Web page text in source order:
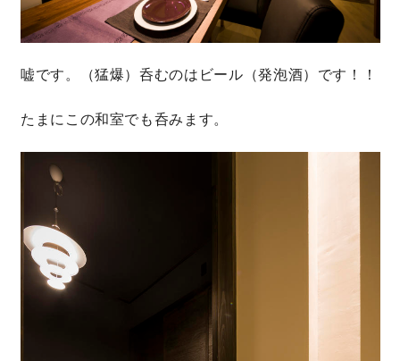
嘘です。（猛爆）呑むのはビール（発泡酒）です！！
たまにこの和室でも呑みます。